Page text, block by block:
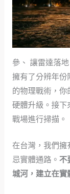
參、 讓雷達落
擁有了分辨年份
的物理戰術，
硬體升級。接下
戰場進行掃描。
在台灣，我們擁
忌實體通路。 不
城河，建立在實